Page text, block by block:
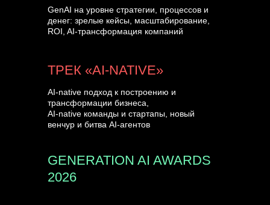
GENERATION AI AWARDS
2026
GenAI на уровне стратегии, процессов и
денег: зрелые кейсы, масштабирование,
ROI, AI-трансформация компаний
AI-native подход к построению и
трансформации бизнеса,
AI-native команды и стартапы, новый
венчур и битва AI-агентов
ТРЕК «AI-NATIVE»